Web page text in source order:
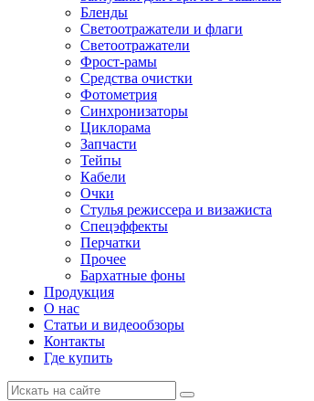
Бленды
Светоотражатели и флаги
Светоотражатели
Фрост-рамы
Средства очистки
Фотометрия
Синхронизаторы
Циклорама
Запчасти
Тейпы
Кабели
Очки
Стулья режиссера и визажиста
Спецэффекты
Перчатки
Прочее
Бархатные фоны
Продукция
О нас
Статьи и видеообзоры
Контакты
Где купить